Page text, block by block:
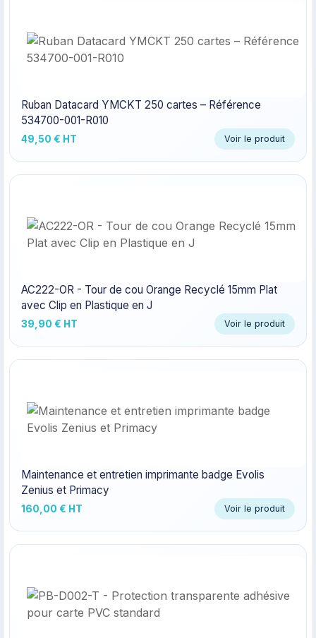
Ruban Datacard YMCKT 250 cartes – Référence
534700-001-R010
49,50 € HT Voir le produit
AC222-OR - Tour de cou Orange Recyclé 15mm Plat
avec Clip en Plastique en J
39,90 € HT Voir le produit
Maintenance et entretien imprimante badge Evolis
Zenius et Primacy
160,00 € HT Voir le produit